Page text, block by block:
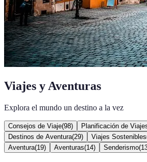
Viajes y Aventuras
Explora el mundo un destino a la vez
Consejos de Viaje(98) Planificación de
Destinos de Aventura(29) Viajes Sostenibles
Aventura(19) Aventuras(14) Senderismo(